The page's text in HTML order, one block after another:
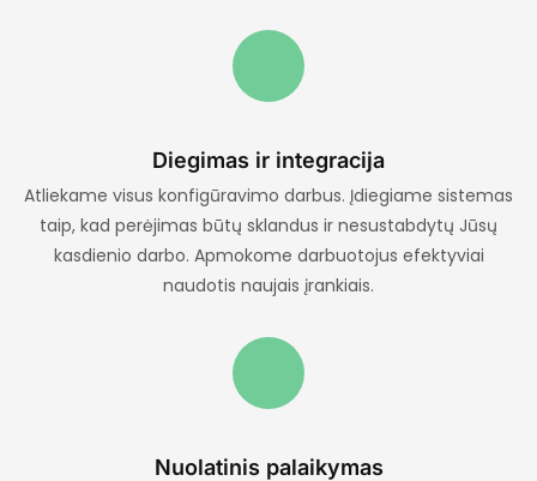
Diegimas ir integracija
Atliekame visus konfigūravimo darbus. Įdiegiame sistemas
taip, kad perėjimas būtų sklandus ir nesustabdytų Jūsų
kasdienio darbo. Apmokome darbuotojus efektyviai
naudotis naujais įrankiais.
Nuolatinis palaikymas